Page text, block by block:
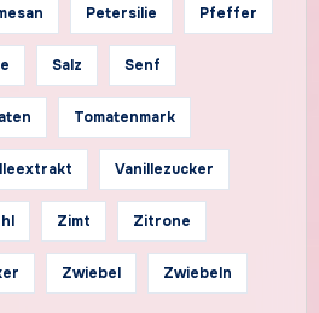
Petersilie Pfeffer
Salz Senf
Tomatenmark
Vanillezucker
Zimt Zitrone
Zwiebel Zwiebeln